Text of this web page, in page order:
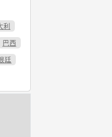
利
巴西
廷